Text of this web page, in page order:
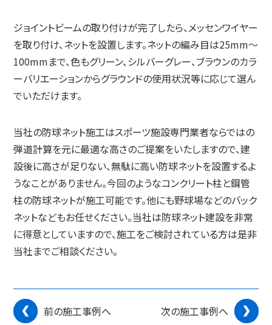
ジョイントビームの取り付けが完了したら、メッセンワイヤー
を取り付け、ネットを設置します。ネットの編み目は25mm〜
100mmまで、色もグリーン、シルバーグレー、ブラウンのカラ
ーバリエーションからグラウンドの使用状況等に応じて選ん
でいただけます。
当社の防球ネット施工はスポーツ施設専門業者ならではの
弾道計算を元に最適な高さのご提案をいたしますので、建
設後に高さが足りない、無駄に高い防球ネットを設置するよ
うなことがありません。今回のようなコンクリート柱と鋼管
柱の防球ネットが施工可能です。他にも野球場などのバック
ネットなどもお任せください。当社は防球ネット建設を非常
に得意としていますので、施工をご検討されている方は是非
当社までご相談ください。
前の施工事例へ 次の施工事例へ